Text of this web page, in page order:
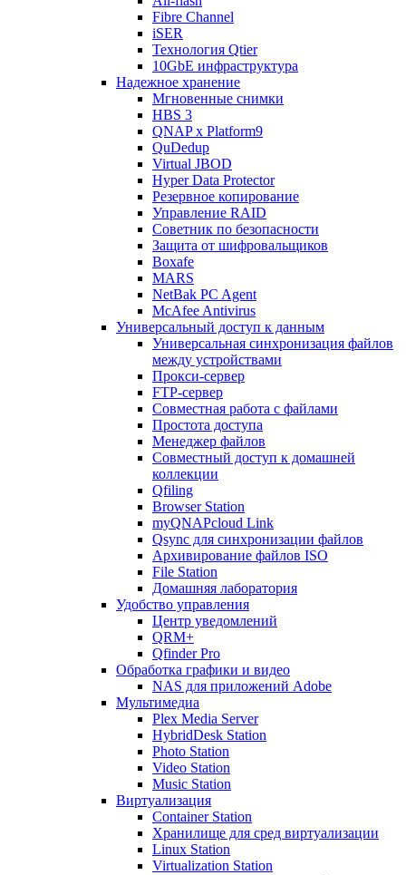
Fibre Channel
iSER
Технология Qtier
10GbE инфраструктура
Надежное хранение
Мгновенные снимки
HBS 3
QNAP x Platform9
QuDedup
Virtual JBOD
Hyper Data Protector
Резервное копирование
Управление RAID
Советник по безопасности
Защита от шифровальщиков
Boxafe
MARS
NetBak PC Agent
McAfee Antivirus
Универсальный доступ к данным
Универсальная синхронизация файлов
между устройствами
Прокси-сервер
FTP-сервер
Совместная работа с файлами
Простота доступа
Менеджер файлов
Совместный доступ к домашней
коллекции
Qfiling
Browser Station
myQNAPcloud Link
Qsync для синхронизации файлов
Архивирование файлов ISO
File Station
Домашняя лаборатория
Удобство управления
Центр уведомлений
QRM+
Qfinder Pro
Обработка графики и видео
NAS для приложений Adobe
Мультимедиа
Plex Media Server
HybridDesk Station
Photo Station
Video Station
Music Station
Виртуализация
Container Station
Хранилище для сред виртуализации
Linux Station
Virtualization Station